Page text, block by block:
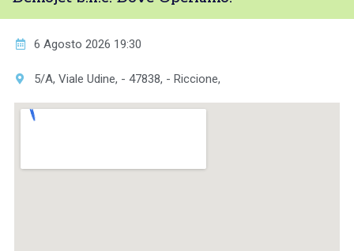
6 Agosto 2026 19:30
5/A, Viale Udine, - 47838, - Riccione,